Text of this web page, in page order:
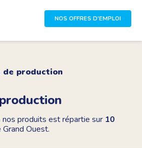
NOS OFFRES D'EMPLOI
de production
produits est répartie sur 10
Grand Ouest.